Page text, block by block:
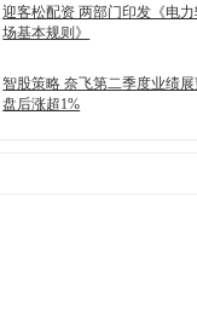
迎客松配资 两部门印发《电
场基本规则》
智股策略 奈飞第二季度业绩
盘后涨超1%